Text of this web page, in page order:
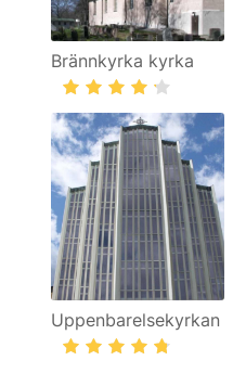
Brännkyrka kyrka
Uppenbarelsekyrkan